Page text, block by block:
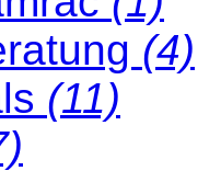
(4)
(11)